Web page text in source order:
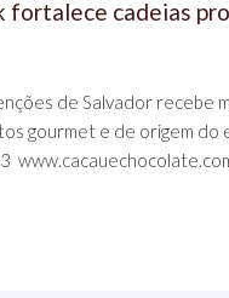
fortalece cadeias
de Salvador recebe
gourmet e de origem do